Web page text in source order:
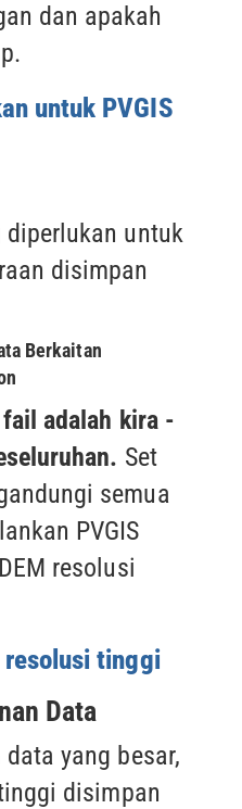
dan apakah
untuk PVGIS
diperlukan untuk
disimpan
Berkaitan
adalah kira -
Set
semua
PVGIS
resolusi
resolusi tinggi
Data
yang besar,
disimpan